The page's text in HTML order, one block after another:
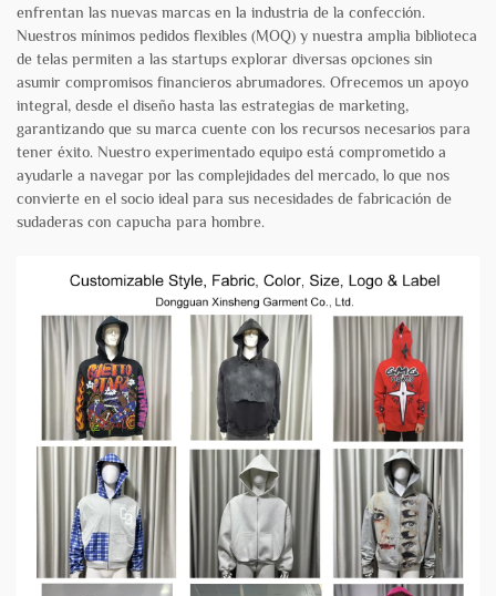
enfrentan las nuevas marcas en la industria de la confección.
Nuestros mínimos pedidos flexibles (MOQ) y nuestra amplia biblioteca
de telas permiten a las startups explorar diversas opciones sin
asumir compromisos financieros abrumadores. Ofrecemos un apoyo
integral, desde el diseño hasta las estrategias de marketing,
garantizando que su marca cuente con los recursos necesarios para
tener éxito. Nuestro experimentado equipo está comprometido a
ayudarle a navegar por las complejidades del mercado, lo que nos
convierte en el socio ideal para sus necesidades de fabricación de
sudaderas con capucha para hombre.